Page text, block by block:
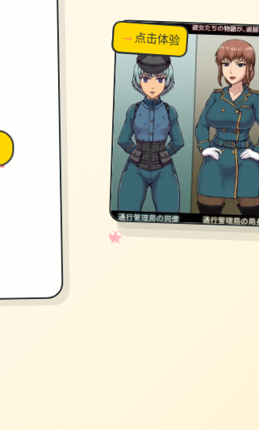
✧
♡
★
♥
↗超棒！
→点击体验